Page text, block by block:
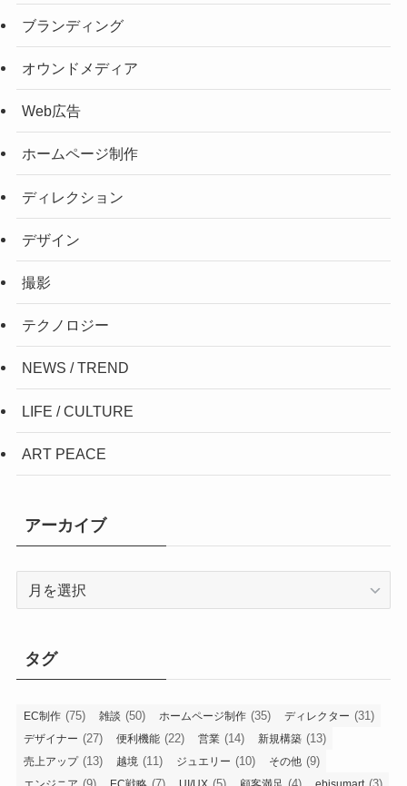
ブランディング
オウンドメディア
Web広告
ホームページ制作
ディレクション
デザイン
撮影
テクノロジー
NEWS / TREND
LIFE / CULTURE
ART PEACE
アーカイブ
ブ
タグ
EC制作 (75) 雑談 (50) ホームページ制作 (35) ディレクター (31)
デザイナー (27) 便利機能 (22) 営業 (14) 新規構築 (13)
売上アップ(13) 越境 (11) ジュエリー (10) その他 (9)